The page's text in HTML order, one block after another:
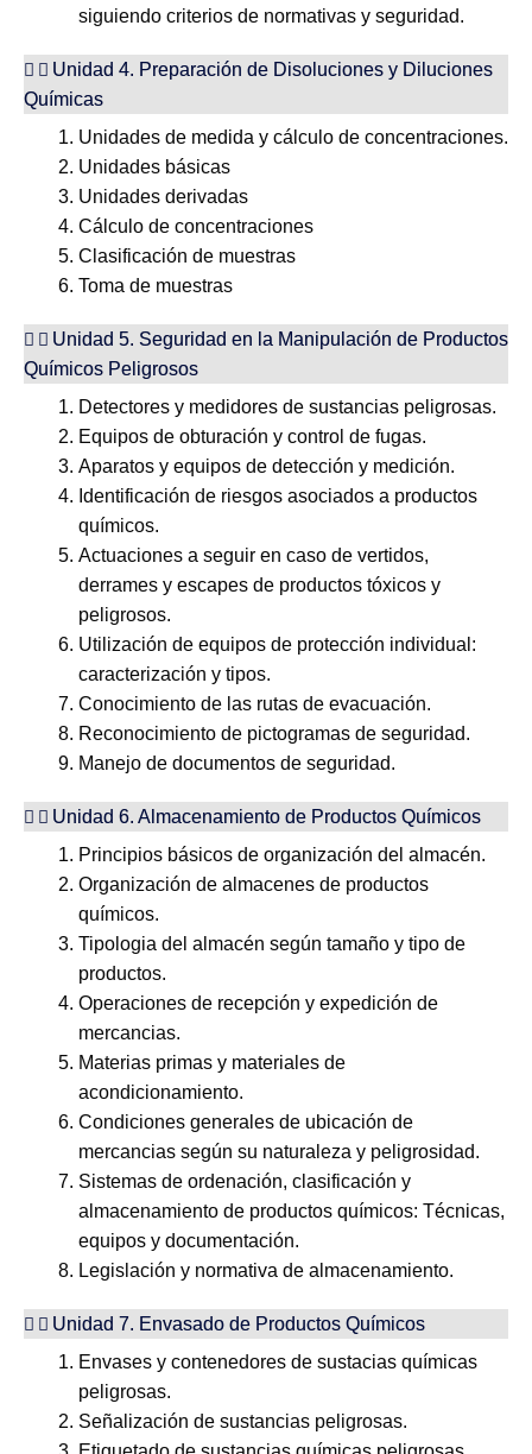
siguiendo criterios de normativas y seguridad.
Unidad 4. Preparación de Disoluciones y Diluciones
Químicas
Unidades de medida y cálculo de concentraciones.
Unidades básicas
Unidades derivadas
Cálculo de concentraciones
Clasificación de muestras
Toma de muestras
Unidad 5. Seguridad en la Manipulación de Productos
Químicos Peligrosos
Detectores y medidores de sustancias peligrosas.
Equipos de obturación y control de fugas.
Aparatos y equipos de detección y medición.
Identificación de riesgos asociados a productos
químicos.
Actuaciones a seguir en caso de vertidos,
derrames y escapes de productos tóxicos y
peligrosos.
Utilización de equipos de protección individual:
caracterización y tipos.
Conocimiento de las rutas de evacuación.
Reconocimiento de pictogramas de seguridad.
Manejo de documentos de seguridad.
Unidad 6. Almacenamiento de Productos Químicos
Principios básicos de organización del almacén.
Organización de almacenes de productos
químicos.
Tipologia del almacén según tamaño y tipo de
productos.
Operaciones de recepción y expedición de
mercancias.
Materias primas y materiales de
acondicionamiento.
Condiciones generales de ubicación de
mercancias según su naturaleza y peligrosidad.
Sistemas de ordenación, clasificación y
almacenamiento de productos químicos: Técnicas,
equipos y documentación.
Legislación y normativa de almacenamiento.
Unidad 7. Envasado de Productos Químicos
Envases y contenedores de sustacias químicas
peligrosas.
Señalización de sustancias peligrosas.